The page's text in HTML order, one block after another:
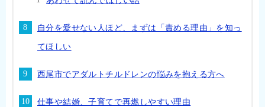
自分を愛せない人ほど、まずは「責める理由」を知っ
てほしい
西尾市でアダルトチルドレンの悩みを抱える方へ
仕事や結婚、子育てで再燃しやすい理由